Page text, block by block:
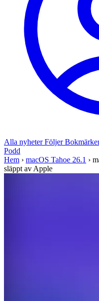
Alla nyheterFöljer
Podd
Hem › macOS Tahoe 26.1 ›
släppt av Apple